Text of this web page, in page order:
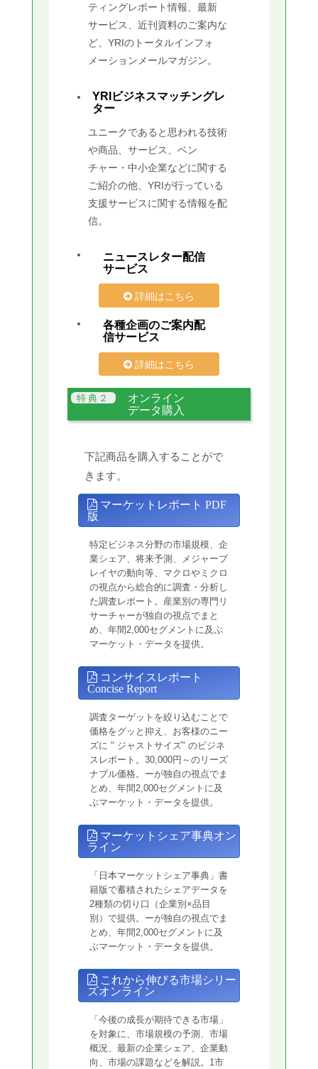
ティングレポート情報、最新
サービス、近刊資料のご案内な
ど、YRIのトータルインフォ
メーションメールマガジン。
YRIビジネスマッチングレ
ター
ユニークであると思われる技術
や商品、サービス、ベン
チャー・中小企業などに関する
ご紹介の他、YRIが行っている
支援サービスに関する情報を配
信。
ニュースレター配信
サービス
詳細はこちら
各種企画のご案内配
信サービス
詳細はこちら
オンライン
データ購入
下記商品を購入することがで
きます。
マーケットレポート PDF
版
特定ビジネス分野の市場規模、企
業シェア、将来予測、メジャープ
レイヤの動向等、マクロやミクロ
の視点から総合的に調査・分析し
た調査レポート。産業別の専門リ
サーチャーが独自の視点でまと
め、年間2,000セグメントに及ぶ
マーケット・データを提供。
コンサイスレポート
Concise Report
調査ターゲットを絞り込むことで
価格をグッと抑え、お客様のニー
ズに " ジャストサイズ" のビジネ
スレポート。30,000円～のリーズ
ナブル価格。ーが独自の視点でま
とめ、年間2,000セグメントに及
ぶマーケット・データを提供。
マーケットシェア事典オン
ライン
「日本マーケットシェア事典」書
籍版で蓄積されたシェアデータを
2種類の切り口（企業別×品目
別）で提供。ーが独自の視点でま
とめ、年間2,000セグメントに及
ぶマーケット・データを提供。
これから伸びる市場シリー
ズオンライン
「今後の成長が期待できる市場」
を対象に、市場規模の予測、市場
概況、最新の企業シェア、企業動
向、市場の課題などを解説。1市